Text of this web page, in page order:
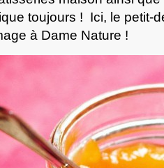
toujours ! Ici, le petit-
à Dame Nature !